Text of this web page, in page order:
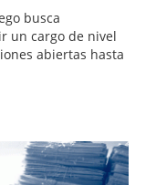
busca
un cargo de nivel
abiertas hasta